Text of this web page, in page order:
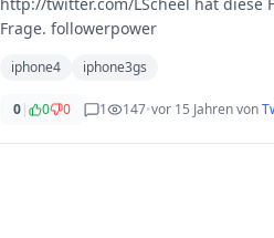
Frage. followerpower
iphone4 iphone3gs
0| 0 0 1 147•vor 15 Jahrenvon